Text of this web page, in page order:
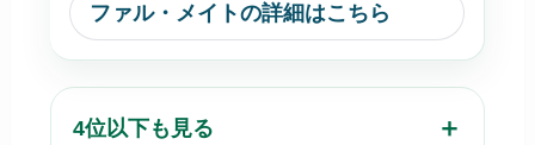
ファル・メイトの詳細はこちら
4位以下も見る